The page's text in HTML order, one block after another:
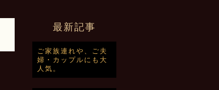
最新記事
ご家族連れや、ご夫
婦・カップルにも大
人気。